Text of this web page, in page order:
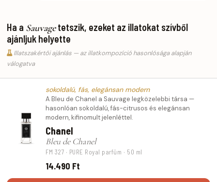
Ha a Sauvagetetszik, ezeket az illatokat szívből
ajánljuk helyette
Illatszakértői ajánlás — az illatkompozíció hasonlósága alapján
válogatva
sokoldalú, fás, elegánsan modern
A Bleu de Chanel a Sauvage legközelebbi társa —
hasonlóan sokoldalú, fás-citrusos és elegánsan
modern, kifinomult jelenléttel.
Chanel
Bleu de Chanel
FM 327 · PURE Royal parfüm · 50 ml
14.490 Ft